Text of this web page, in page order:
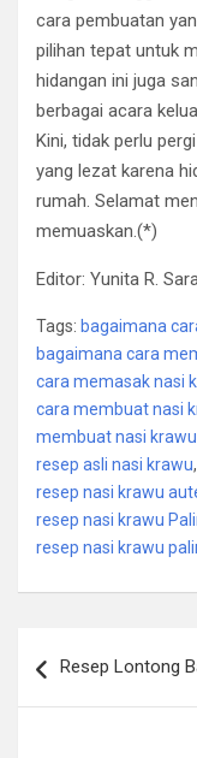
cara pembuatan
pilihan tepat untuk
hidangan ini juga
berbagai acara
Kini, tidak perlu
yang lezat karena
rumah. Selamat
memuaskan.(*)
Editor: Yunita R.
Tags: bagaimana
bagaimana cara
cara memasak nasi
cara membuat nasi
membuat nasi
resep asli nasi krawu,
resep nasi krawu
resep nasi krawu
resep nasi krawu
navigation
Resep Lontong